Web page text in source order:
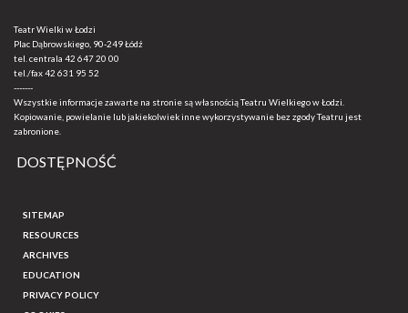
Teatr Wielki w Łodzi
Plac Dąbrowskiego, 90-249 Łódź
tel. centrala 42 647 20 00
tel./fax42 631 95 52
-------
Wszystkie informacje zawarte na stronie są własnością Teatru Wielkiego w Łodzi.
Kopiowanie, powielanie lub jakiekolwiek inne wykorzystywanie bez zgody Teatru jest
zabronione.
DOSTĘPNOŚĆ
SITEMAP
RESOURCES
ARCHIVES
EDUCATION
PRIVACY POLICY